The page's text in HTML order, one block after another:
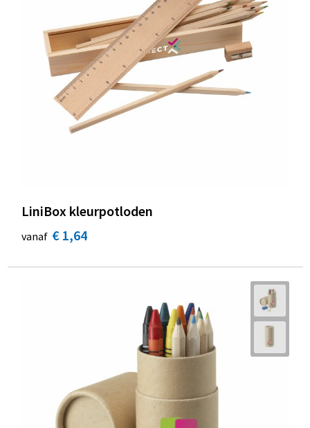
LiniBox kleurpotloden
vanaf € 1,64